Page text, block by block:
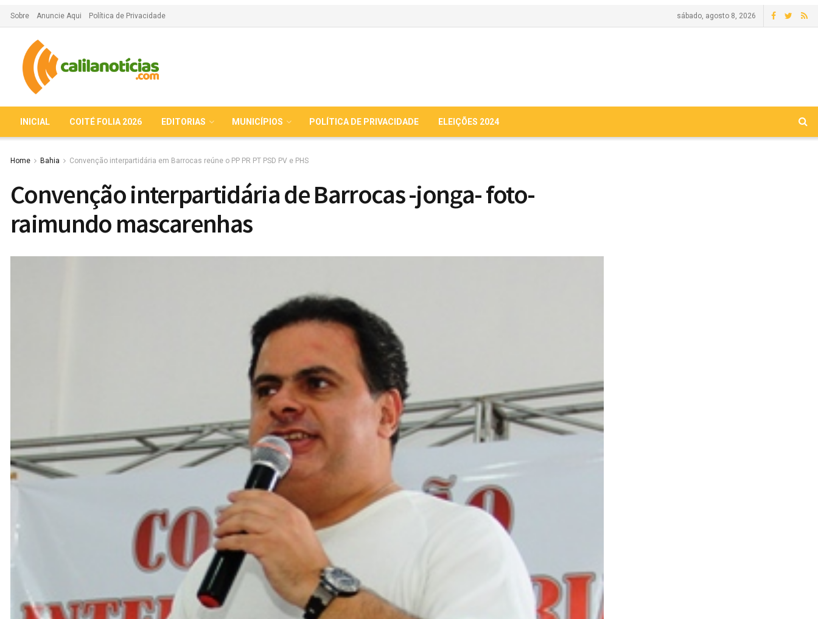
Sobre Anuncie Aqui Política de Privacidade sábado, agosto 8, 2026
INICIAL COITÉ FOLIA 2026 EDITORIAS MUNICÍPIOS POLÍTICA DE PRIVACIDADE ELEIÇÕES 2024
Home Bahia Convenção interpartidária em Barrocas reúne o PP PR PT PSD PV e PHS
Convenção interpartidária de Barrocas -jonga- foto-
raimundo mascarenhas